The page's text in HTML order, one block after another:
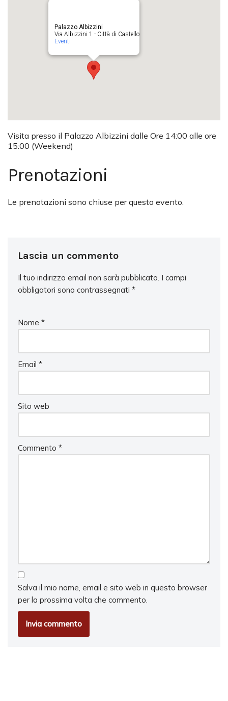
Palazzo Albizzini
Via Albizzini 1 - Città di Castello
Eventi
Visita presso il Palazzo Albizzini dalle Ore 14:00 alle ore
15:00 (Weekend)
Prenotazioni
Le prenotazioni sono chiuse per questo evento.
Lascia un commento
Il tuo indirizzo email non sarà pubblicato. I campi
obbligatori sono contrassegnati *
Nome *
Email *
Sito web
Commento *
Salva il mio nome, email e sito web in questo browser
per la prossima volta che commento.